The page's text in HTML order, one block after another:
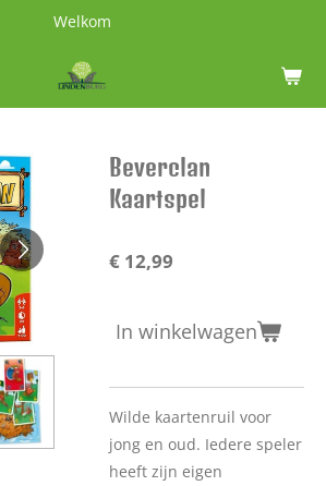
Welkom
Beverclan
Kaartspel
€ 12,99
In winkelwagen
Wilde kaartenruil voor
jong en oud. Iedere speler
heeft zijn eigen